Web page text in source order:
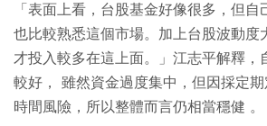
「表面上看，台股基金好像很多，但自
也比較熟悉這個市場。加上台股波動度
才投入較多在這上面。」江志平解釋，
較好， 雖然資金過度集中，但因採定
時間風險，所以整體而言仍相當穩健 。